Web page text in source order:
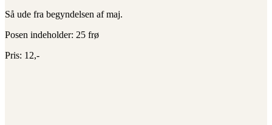
Så ude fra begyndelsen af maj.
Posen indeholder: 25 frø
Pris: 12,-